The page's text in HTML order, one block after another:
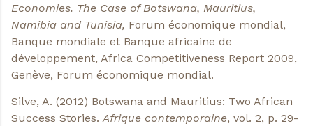
Economies. The Case of Botswana, Mauritius,
Namibia and Tunisia, Forum économique mondial,
Banque mondiale et Banque africaine de
développement, Africa Competitiveness Report 2009,
Genève, Forum économique mondial.
Silve, A. (2012) Botswana and Mauritius: Two African
Success Stories.Afrique contemporaine, vol. 2, p. 29-